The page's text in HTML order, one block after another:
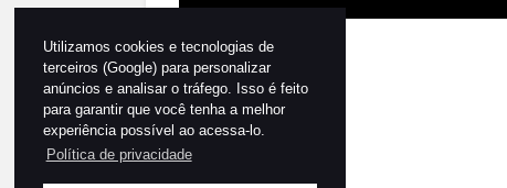
Utilizamos cookies e tecnologias de
terceiros (Google) para personalizar
anúncios e analisar o tráfego. Isso é feito
para garantir que você tenha a melhor
experiência possível ao acessa-lo.
Política de privacidade